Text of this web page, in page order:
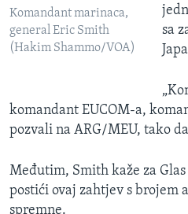
Komandant marinaca,
general Eric Smith
(Hakim Shammo/VOA)
sa
komandant EUCOM-a,
pozvali na ARG/MEU, tako da
Međutim, Smith kaže za
postići ovaj zahtjev s brojem
spremne.